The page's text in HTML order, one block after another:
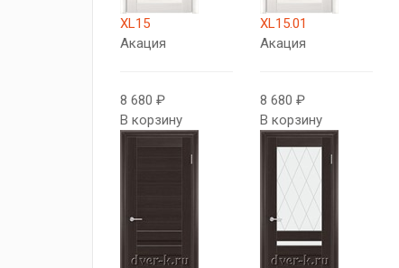
XL15
Акация
8 680 ₽
В корзину
XL15.01
Акация
8 680 ₽
В корзину